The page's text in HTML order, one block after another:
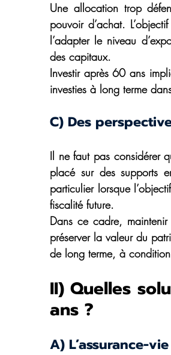
Une allocation trop
pouvoir d’achat.
l’adapter le niveau
des capitaux.
Investir après 60 ans
investies à long terme
C) Des
Il ne faut pas considérer
placé sur des supports
particulier lorsque
fiscalité future.
Dans ce cadre,
préserver la valeur du
de long terme, à
II) Quelles
ans ?
A) L’assurance-